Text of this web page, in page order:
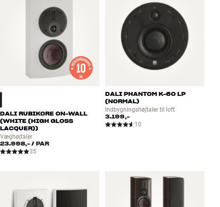
INSPIRATION
MÆRKER
NYHEDER
Find Butik
Kundeservice
Log ind
Kundeservice
DALI RUBIKORE ON-WALL
(WHITE (HIGH GLOSS
LACQUER))
Væghøjtaler
23.998,- / PAR
35
DALI PHANTOM K-60 LP
(NORMAL)
Indbygningshøjtaler til loft
3.199,-
10